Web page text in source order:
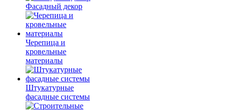
Фасадный декор
Черепица и
кровельные
материалы
Штукатурные
фасадные системы